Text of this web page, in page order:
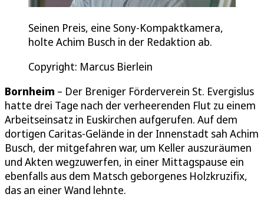
Seinen Preis, eine Sony-Kompaktkamera,
holte Achim Busch in der Redaktion ab.
Copyright: Marcus Bierlein
Bornheim – Der Breniger Förderverein St. Evergislus
hatte drei Tage nach der verheerenden Flut zu einem
Arbeitseinsatz in Euskirchen aufgerufen. Auf dem
dortigen Caritas-Gelände in der Innenstadt sah Achim
Busch, der mitgefahren war, um Keller auszuräumen
und Akten wegzuwerfen, in einer Mittagspause ein
ebenfalls aus dem Matsch geborgenes Holzkruzifix,
das an einer Wand lehnte.